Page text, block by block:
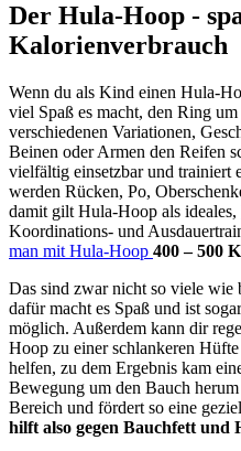
Der Hula-Hoop -
Kalorienverbrauch
Wenn du als Kind einen Hula-
viel Spaß es macht, den Ring
verschiedenen Variationen,
Beinen oder Armen den Reifen
vielfältig einsetzbar und trainiert
werden Rücken, Po,
damit gilt Hula-Hoop als ideales,
Koordinations- und
man mit Hula-Hoop 400 – 500
Das sind zwar nicht so viele wie
dafür macht es Spaß und ist
möglich. Außerdem kann dir
Hoop zu einer schlankeren
helfen, zu dem Ergebnis kam
Bewegung um den Bauch
Bereich und fördert so eine
hilft also gegen Bauchfett und